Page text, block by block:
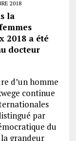
2018
la
2018 a été
docteur
d’un homme
continue
par
du
grandeur